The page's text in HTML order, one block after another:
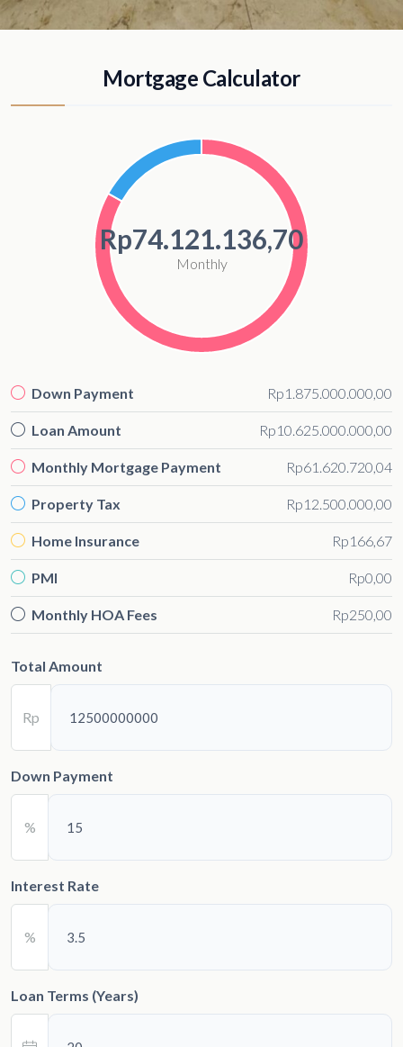
Mortgage Calculator
Rp74.121.136,70
Monthly
Down Payment Rp1.875.000.000,00
Loan Amount Rp10.625.000.000,00
Monthly Mortgage Payment Rp61.620.720,04
Property Tax Rp12.500.000,00
Home Insurance Rp166,67
PMI Rp0,00
Monthly HOA Fees Rp250,00
Total Amount
Rp
Down Payment
%
Interest Rate
%
Loan Terms (Years)